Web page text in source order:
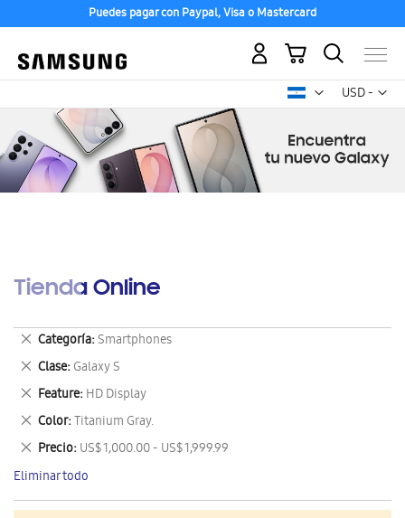
Puedes pagar con Paypal, Visa o Mastercard
USD -
dólar
Mi carrito
Tienda Online
Categoría Smartphones
Eliminar
este
artículo
Clase Galaxy S
Eliminar
este
artículo
Feature HD Display
Eliminar
este
artículo
Color Titanium Gray.
Eliminar
este
artículo
Precio US$ 1,000.00 - US$ 1,999.99
Eliminar
este
artículo
Eliminar todo